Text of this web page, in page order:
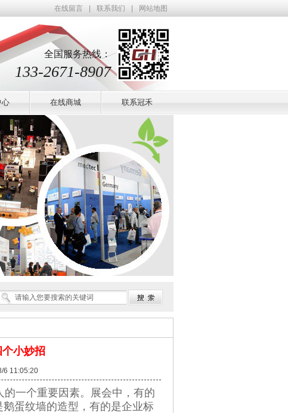
在线留言 联系我们 网站地图
全国服务热线：
133-2671-8907
心 在线商城 联系冠禾
小妙招
6 11:05:20
一个重要因素。展会中，有的
蛋纹墙的造型，有的是企业标